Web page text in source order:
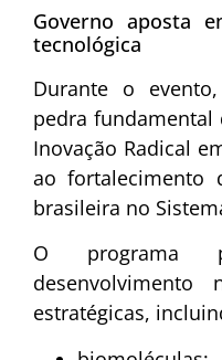
Governo aposta
tecnológica
Durante o
pedra fundamental
Inovação Radical
ao fortalecimento
brasileira no
O programa
desenvolvimento
estratégicas,